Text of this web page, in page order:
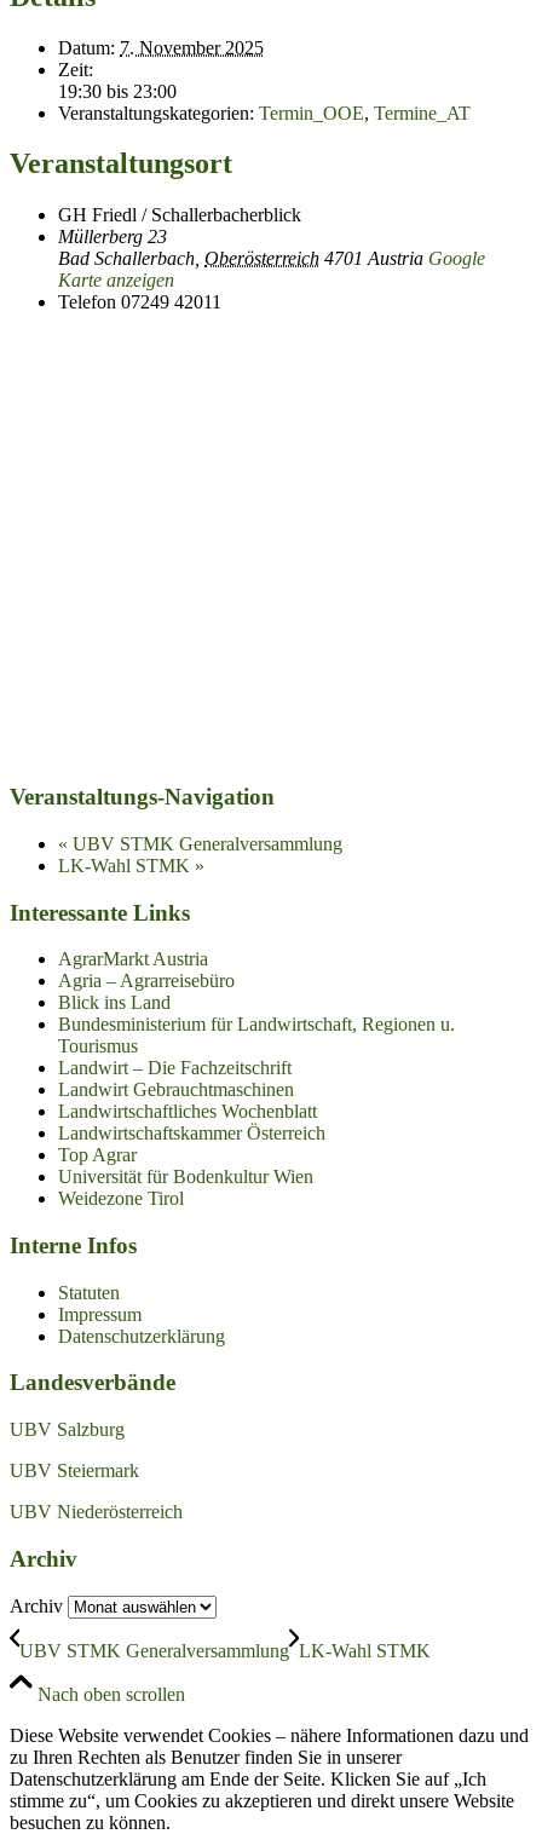
Datum: 7. November 2025
Zeit:
19:30 bis 23:00
Veranstaltungskategorien: Termin_OOE, Termine_AT
Veranstaltungsort
GH Friedl / Schallerbacherblick
Müllerberg 23
Bad Schallerbach Oberösterreich 4701 Austria Google
Karte anzeigen
Telefon 07249 42011
Veranstaltungs-Navigation
« UBV STMK Generalversammlung
LK-Wahl STMK »
Interessante Links
AgrarMarkt Austria
Agria – Agrarreisebüro
Blick ins Land
Bundesministerium für Landwirtschaft, Regionen u.
Tourismus
Landwirt – Die Fachzeitschrift
Landwirt Gebrauchtmaschinen
Landwirtschaftliches Wochenblatt
Landwirtschaftskammer Österreich
Top Agrar
Universität für Bodenkultur Wien
Weidezone Tirol
Interne Infos
Statuten
Impressum
Datenschutzerklärung
Landesverbände
UBV Salzburg
UBV Steiermark
UBV Niederösterreich
Archiv
Archiv
UBV STMK Generalversammlung LK-Wahl STMK
Nach oben scrollen
Diese Website verwendet Cookies – nähere Informationen dazu und
zu Ihren Rechten als Benutzer finden Sie in unserer
Datenschutzerklärung am Ende der Seite. Klicken Sie auf „Ich
stimme zu“, um Cookies zu akzeptieren und direkt unsere Website
besuchen zu können.